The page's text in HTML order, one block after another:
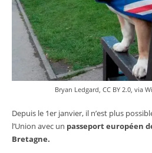
Bryan Ledgard, CC BY 2.0, via
Depuis le 1er janvier, il n’est plus
l’Union avec un passeport européen
Bretagne.